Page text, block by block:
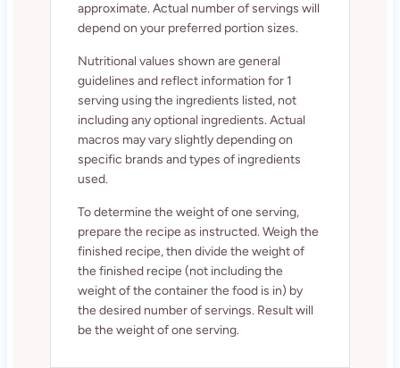
approximate. Actual number of servings will
depend on your preferred portion sizes.
Nutritional values shown are general
guidelines and reflect information for 1
serving using the ingredients listed, not
including any optional ingredients. Actual
macros may vary slightly depending on
specific brands and types of ingredients
used.
To determine the weight of one serving,
prepare the recipe as instructed. Weigh the
finished recipe, then divide the weight of
the finished recipe (not including the
weight of the container the food is in) by
the desired number of servings. Result will
be the weight of one serving.